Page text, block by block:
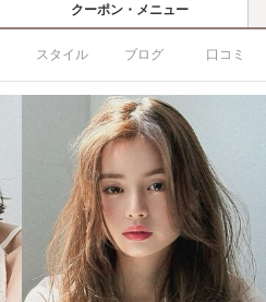
クーポン・メニュー
スタイル ブログ 口コミ